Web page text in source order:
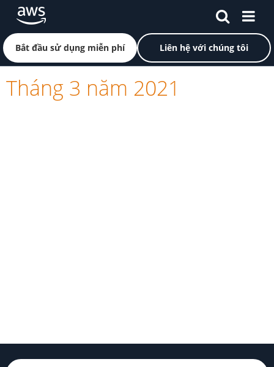
Chuyển đến nội dung chính
Nhấp vào đây để quay lại trang chủ Amazon Web
Bắt đầu sử dụng miễn phí Liên hệ với chúng tôi
Tháng 3 năm 2021